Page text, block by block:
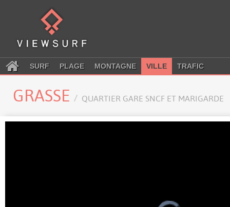
SURF PLAGE MONTAGNE VILLE TRAFIC
GRASSE QUARTIER GARE SNCF ET MARIGARDE